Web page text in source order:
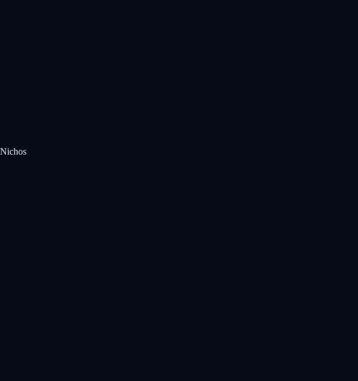
Nichos